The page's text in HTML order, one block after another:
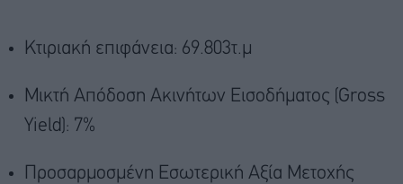
Kτιριακή επιφάνεια: 69.803τ.μ
Μικτή Απόδοση Ακινήτων Εισοδήματος (Gross
Yield): 7%
Προσαρμοσμένη Εσωτερική Αξία Μετοχής